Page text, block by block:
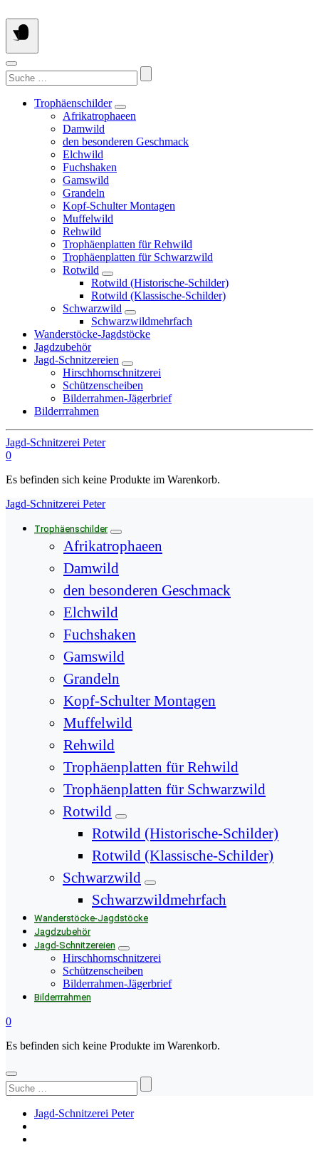
Springe
zum
Inhalt
Suchen
nach:
Trophäenschilder
Afrikatrophaeen
Damwild
den besonderen Geschmack
Elchwild
Fuchshaken
Gamswild
Grandeln
Kopf-Schulter Montagen
Muffelwild
Rehwild
Trophäenplatten für Rehwild
Trophäenplatten für Schwarzwild
Rotwild
Rotwild (Historische-Schilder)
Rotwild (Klassische-Schilder)
Schwarzwild
Schwarzwildmehrfach
Wanderstöcke-Jagdstöcke
Jagdzubehör
Jagd-Schnitzereien
Hirschhornschnitzerei
Schützenscheiben
Bilderrahmen-Jägerbrief
Bilderrrahmen
Jagd-Schnitzerei Peter
0
Es befinden sich keine Produkte im Warenkorb.
Jagd-Schnitzerei Peter
Trophäenschilder
Afrikatrophaeen
Damwild
den besonderen Geschmack
Elchwild
Fuchshaken
Gamswild
Grandeln
Kopf-Schulter Montagen
Muffelwild
Rehwild
Trophäenplatten für Rehwild
Trophäenplatten für Schwarzwild
Rotwild
Rotwild (Historische-Schilder)
Rotwild (Klassische-Schilder)
Schwarzwild
Schwarzwildmehrfach
Wanderstöcke-Jagdstöcke
Jagdzubehör
Jagd-Schnitzereien
Hirschhornschnitzerei
Schützenscheiben
Bilderrahmen-Jägerbrief
Bilderrrahmen
0
Es befinden sich keine Produkte im Warenkorb.
Suchen
nach:
Jagd-Schnitzerei Peter